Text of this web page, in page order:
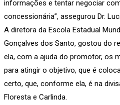
informações e tentar negociar
concessionária”, assegurou Dr.
A diretora da Escola Estadual
Gonçalves dos Santo, gostou do
ela, com a ajuda do promotor, os
para atingir o objetivo, que é
certo, que, conforme ela, é na
Floresta e Carlinda.